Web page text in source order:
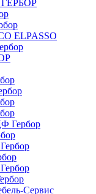
ELPASSO
Гербор
Сервис